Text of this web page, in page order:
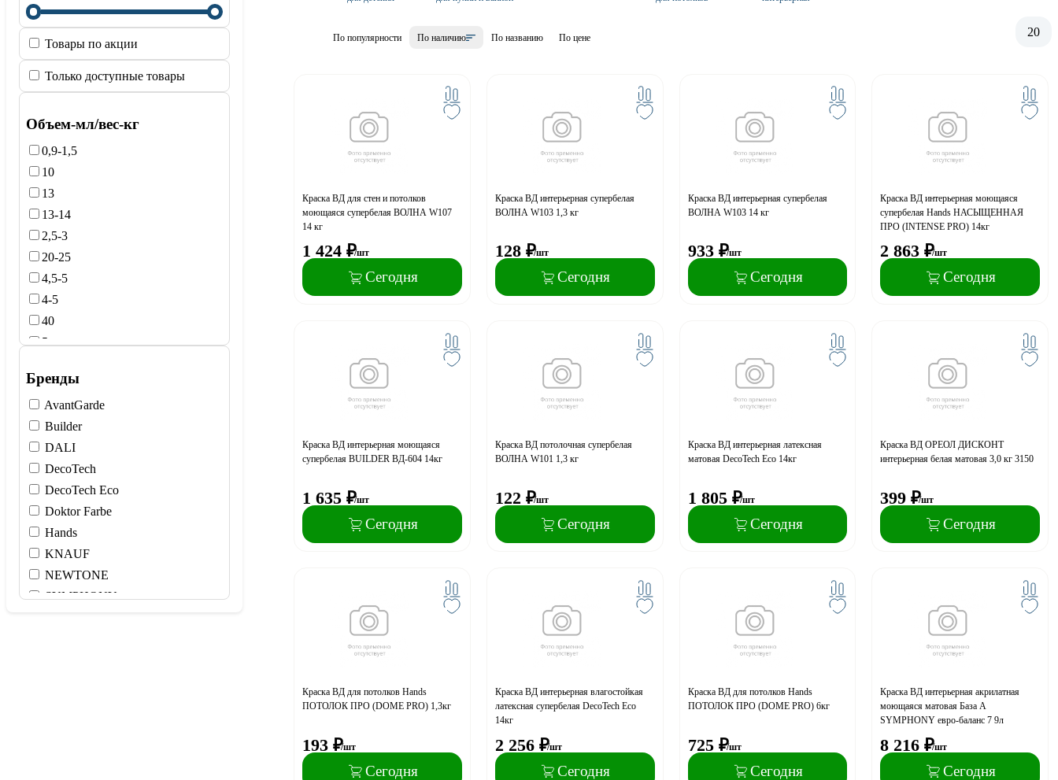
Товары по акции
Только доступные товары
Объем-мл/вес-кг
0,9-1,5
10
13
13-14
2,5-3
20-25
4,5-5
4-5
40
5
6-6,5
6-7
7
9
Бренды
AvantGarde
Builder
DALI
DecoTech
DecoTech Eco
Doktor Farbe
Hands
KNAUF
NEWTONE
SYMPHONY
По популярности По наличию По названию По цене 20
Краска ВД для стен и потолков
моющаяся супербелая ВОЛНА W107
14 кг
1 424 ₽/шт
Сегодня
Краска ВД интерьерная супербелая
ВОЛНА W103 1,3 кг
128 ₽/шт
Сегодня
Краска ВД интерьерная супербелая
ВОЛНА W103 14 кг
933 ₽/шт
Сегодня
Краска ВД интерьерная моющаяся
супербелая Hands НАСЫЩЕННАЯ
ПРО (INTENSE PRO) 14кг
2 863 ₽/шт
Сегодня
Краска ВД интерьерная моющаяся
супербелая BUILDER ВД-604 14кг
1 635 ₽/шт
Сегодня
Краска ВД потолочная супербелая
ВОЛНА W101 1,3 кг
122 ₽/шт
Сегодня
Краска ВД интерьерная латексная
матовая DecoTech Eco 14кг
1 805 ₽/шт
Сегодня
Краска ВД ОРЕОЛ ДИСКОНТ
интерьерная белая матовая 3,0 кг 3150
399 ₽/шт
Сегодня
Краска ВД для потолков Hands
ПОТОЛОК ПРО (DOME PRO) 1,3кг
193 ₽/шт
Сегодня
Краска ВД интерьерная влагостойкая
латексная супербелая DecoTech Eco
14кг
2 256 ₽/шт
Сегодня
Краска ВД для потолков Hands
ПОТОЛОК ПРО (DOME PRO) 6кг
725 ₽/шт
Сегодня
Краска ВД интерьерная акрилатная
моющаяся матовая База А
SYMPHONY евро-баланс 7 9л
8 216 ₽/шт
Сегодня